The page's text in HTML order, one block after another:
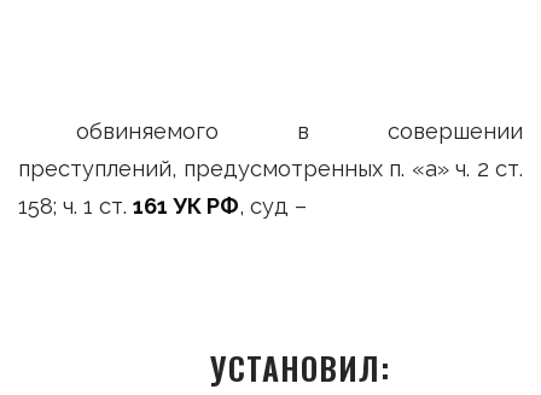
обвиняемого в совершении
преступлений, предусмотренных п. «а» ч. 2 ст.
158; ч. 1 ст. 161 УК РФ, суд –
УСТАНОВИЛ: